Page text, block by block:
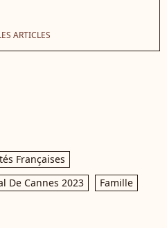
ARTICLES
Françaises
De Cannes 2023
Famille